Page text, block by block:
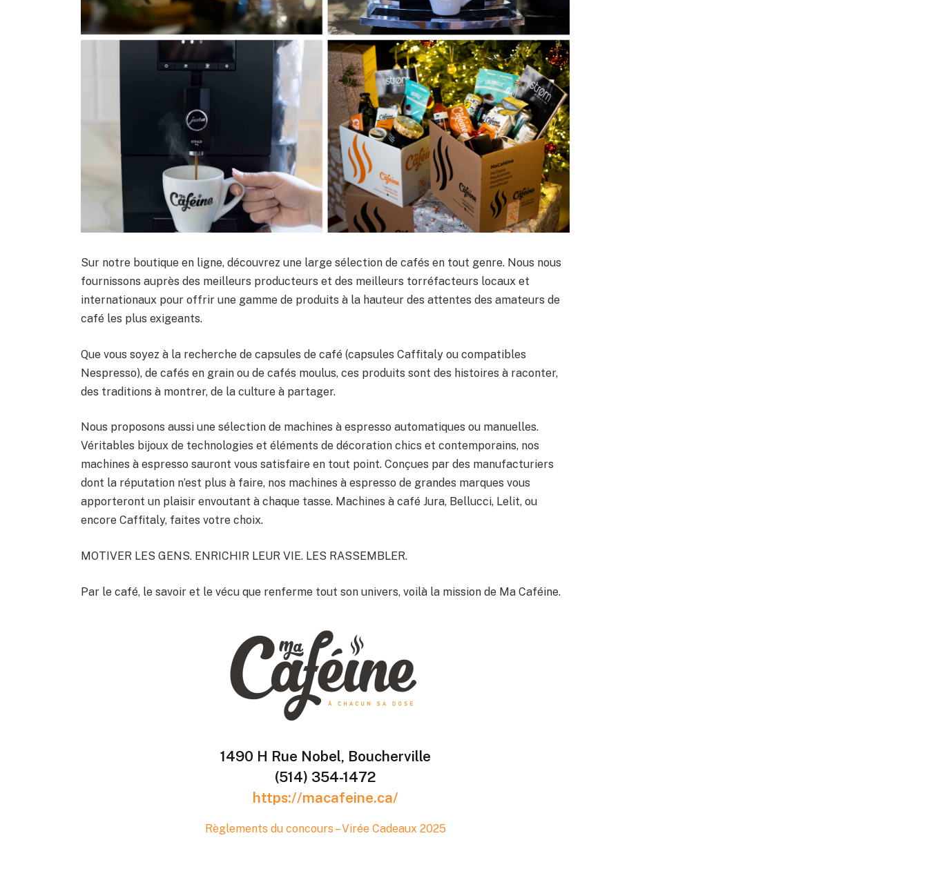
Sur notre boutique en ligne, découvrez une large sélection de cafés en tout genre. Nous nous
fournissons auprès des meilleurs producteurs et des meilleurs torréfacteurs locaux et
internationaux pour offrir une gamme de produits à la hauteur des attentes des amateurs de
café les plus exigeants.
Que vous soyez à la recherche de capsules de café (capsules Caffitaly ou compatibles
Nespresso), de cafés en grain ou de cafés moulus, ces produits sont des histoires à raconter,
des traditions à montrer, de la culture à partager.
Nous proposons aussi une sélection de machines à espresso automatiques ou manuelles.
Véritables bijoux de technologies et éléments de décoration chics et contemporains, nos
machines à espresso sauront vous satisfaire en tout point. Conçues par des manufacturiers
dont la réputation n’est plus à faire, nos machines à espresso de grandes marques vous
apporteront un plaisir envoutant à chaque tasse. Machines à café Jura, Bellucci, Lelit, ou
encore Caffitaly, faites votre choix.
MOTIVER LES GENS. ENRICHIR LEUR VIE. LES RASSEMBLER.
Par le café, le savoir et le vécu que renferme tout son univers, voilà la mission de Ma Caféine.
1490 H Rue Nobel, Boucherville
(514) 354-1472
https://macafeine.ca/
Règlements du concours – Virée Cadeaux 2025